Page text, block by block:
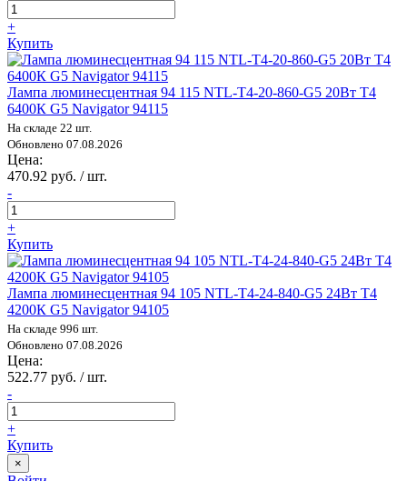
+
Купить
Лампа люминесцентная 94 115 NTL-T4-20-860-G5 20Вт T4
6400К G5 Navigator 94115
На складе 22 шт.
Обновлено 07.08.2026
Цена:
470.92 руб. / шт.
-
+
Купить
Лампа люминесцентная 94 105 NTL-T4-24-840-G5 24Вт T4
4200К G5 Navigator 94105
На складе 996 шт.
Обновлено 07.08.2026
Цена:
522.77 руб. / шт.
-
+
Купить
×